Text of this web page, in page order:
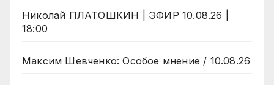
Николай ПЛАТОШКИН | ЭФИР 10.08.26 |
18:00
Максим Шевченко: Особое мнение / 10.08.26